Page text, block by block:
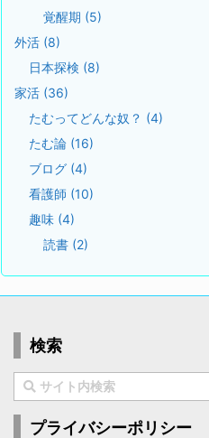
覚醒期 (5)
外活 (8)
日本探検 (8)
家活 (36)
たむってどんな奴？ (4)
たむ論 (16)
ブログ (4)
看護師 (10)
趣味 (4)
読書 (2)
検索
プライバシーポリシー